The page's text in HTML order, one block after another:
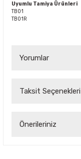
Uyumlu Tamiya Ürünleri
TB01
TB01R
Yorumlar
Taksit Seçenekleri
Önerileriniz